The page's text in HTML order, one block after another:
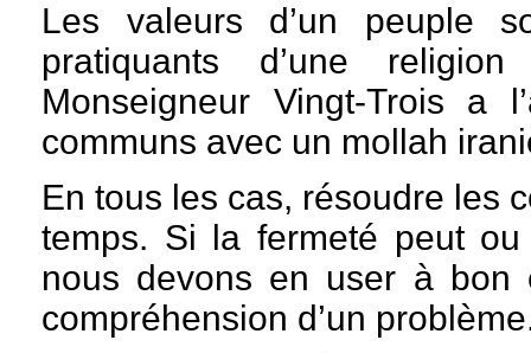
Les valeurs d’un peuple
pratiquants d’une
Monseigneur Vingt-Trois a
communs avec un mollah
En tous les cas, résoudre les
temps. Si la fermeté peut
nous devons en user à bon
compréhension d’un